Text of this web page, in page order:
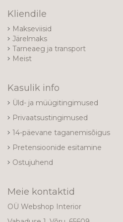
Kliendile
Makseviisid
Järelmaks
Tarneaeg ja transport
Meist
Kasulik info
Üld- ja müügitingimused
Privaatsustingimused
14-päevane taganemisõigus
Pretensioonide esitamine
Ostujuhend
Meie kontaktid
OÜ Webshop Interior